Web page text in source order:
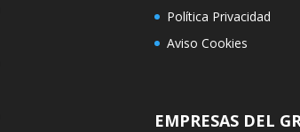
Política Privacidad
Aviso Cookies
EMPRESAS DEL